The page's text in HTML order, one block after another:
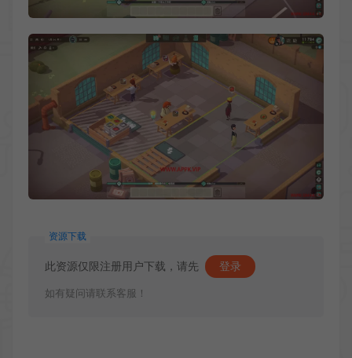
资源下载
此资源仅限注册用户下载，请先 登录
如有疑问请联系客服！